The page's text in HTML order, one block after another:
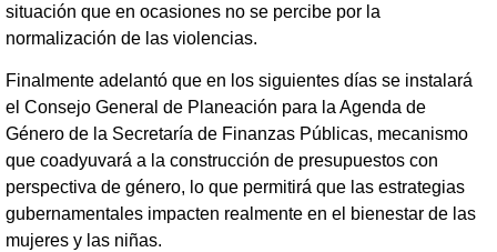
situación que en ocasiones no se percibe por la
normalización de las violencias.
Finalmente adelantó que en los siguientes días se instalará
el Consejo General de Planeación para la Agenda de
Género de la Secretaría de Finanzas Públicas, mecanismo
que coadyuvará a la construcción de presupuestos con
perspectiva de género, lo que permitirá que las estrategias
gubernamentales impacten realmente en el bienestar de las
mujeres y las niñas.